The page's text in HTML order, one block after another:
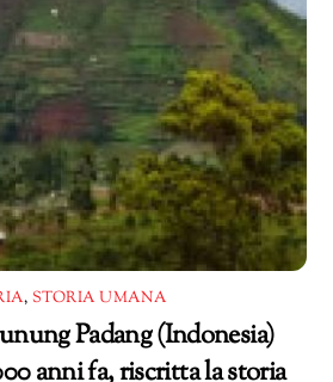
, STORIA UMANA
Padang (Indonesia)
anni fa, riscritta la storia